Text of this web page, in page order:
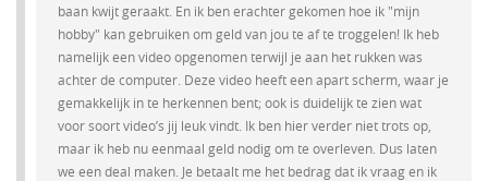
baan kwijt geraakt. En ik ben erachter gekomen hoe ik "mijn
hobby" kan gebruiken om geld van jou te af te troggelen! Ik heb
namelijk een video opgenomen terwijl je aan het rukken was
achter de computer. Deze video heeft een apart scherm, waar je
gemakkelijk in te herkennen bent; ook is duidelijk te zien wat
voor soort video’s jij leuk vindt. Ik ben hier verder niet trots op,
maar ik heb nu eenmaal geld nodig om te overleven. Dus laten
we een deal maken. Je betaalt me het bedrag dat ik vraag en ik